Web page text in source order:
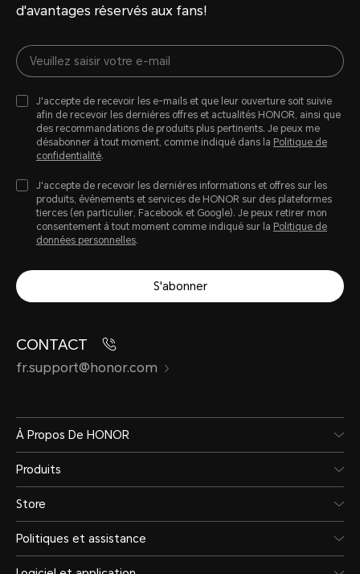
d'avantages réservés aux fans!
J'accepte de recevoir les e-mails et que leur ouverture soit suivie
afin de recevoir les dernières offres et actualités HONOR, ainsi que
des recommandations de produits plus pertinents. Je peux me
désabonner à tout moment, comme indiqué dans la Politique de
confidentialité.
J'accepte de recevoir les dernières informations et offres sur les
produits, évènements et services de HONOR sur des plateformes
tierces (en particulier, Facebook et Google). Je peux retirer mon
consentement à tout moment comme indiqué sur la Politique de
données personnelles.
S'abonner
CONTACT
fr.support@honor.com
À Propos De HONOR
Produits
Store
Politiques et assistance